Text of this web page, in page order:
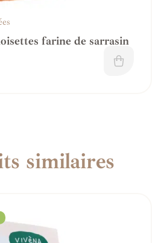
farine de sarrasin
similaires